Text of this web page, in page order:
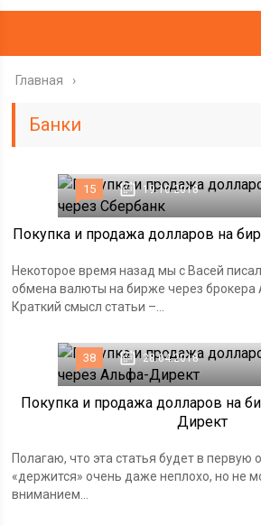
Главная
Банки
15 19.10.2018
Покупка и продажа долларов на
Некоторое время назад мы с Васей
обмена валюты на бирже через брокера
Краткий смысл статьи –...
38 28.04.2018
Покупка и продажа долларов на
Директ
Полагаю, что эта статья будет в первую
«держится» очень даже неплохо, но не
вниманием...